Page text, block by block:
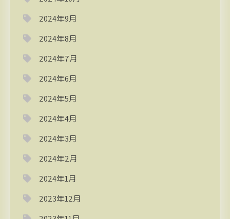
2024年9月
2024年8月
2024年7月
2024年6月
2024年5月
2024年4月
2024年3月
2024年2月
2024年1月
2023年12月